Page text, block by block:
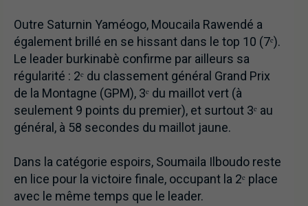
Outre Saturnin Yaméogo, Moucaila Rawendé a
également brillé en se hissant dans le top 10 (7ᵉ).
Le leader burkinabè confirme par ailleurs sa
régularité : 2ᵉ du classement général Grand Prix
de la Montagne (GPM), 3ᵉ du maillot vert (à
seulement 9 points du premier), et surtout 3ᵉ au
général, à 58 secondes du maillot jaune.
Dans la catégorie espoirs, Soumaila Ilboudo reste
en lice pour la victoire finale, occupant la 2ᵉ place
avec le même temps que le leader.